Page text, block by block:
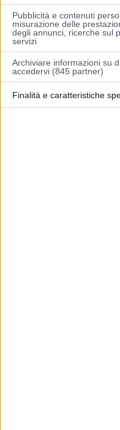
Pubblicità e contenuti
misurazione delle
degli annunci, ricerche sul
servizi
Archiviare informazioni su
accedervi (845 partner)
Finalità e caratteristiche
Sono in corso accertamenti
Carabinieri di Castelnuovo
Articolo precedente